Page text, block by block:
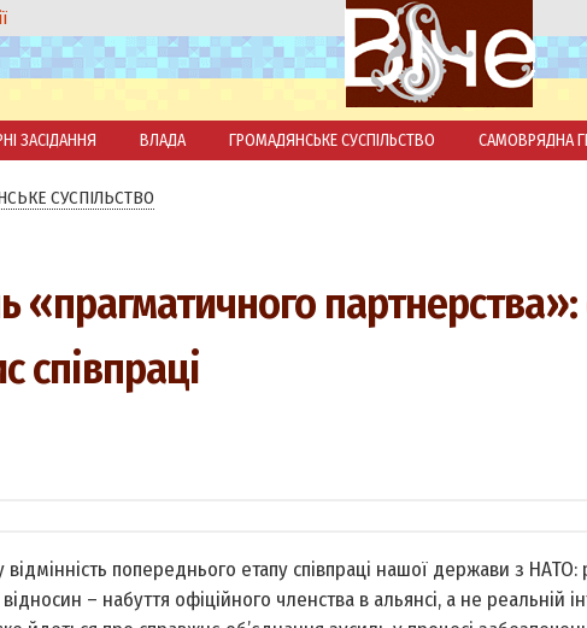
ЗАСІДАННЯ ВЛАДА ГРОМАДЯНСЬКЕ СУСПІЛЬСТВО САМОВРЯДНА
СУСПІЛЬСТВО
«прагматичного
співпраці
попереднього етапу співпраці нашої держави з НАТО:
– набуття офіційного членства в альянсі, а не реальній